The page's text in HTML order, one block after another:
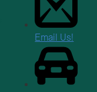
Email Us!